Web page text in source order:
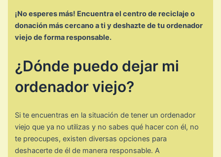
¡No esperes más! Encuentra el centro de reciclaje o
donación más cercano a ti y deshazte de tu ordenador
viejo de forma responsable.
¿Dónde puedo dejar mi
ordenador viejo?
Si te encuentras en la situación de tener un ordenador
viejo que ya no utilizas y no sabes qué hacer con él, no
te preocupes, existen diversas opciones para
deshacerte de él de manera responsable. A